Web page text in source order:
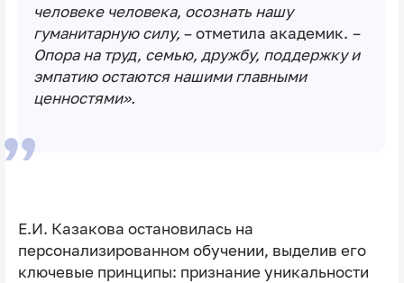
человеке человека, осознать нашу
гуманитарную силу, – отметила академик. –
Опора на труд, семью, дружбу, поддержку и
эмпатию остаются нашими главными
ценностями».
Е.И. Казакова остановилась на
персонализированном обучении, выделив его
ключевые принципы: признание уникальности